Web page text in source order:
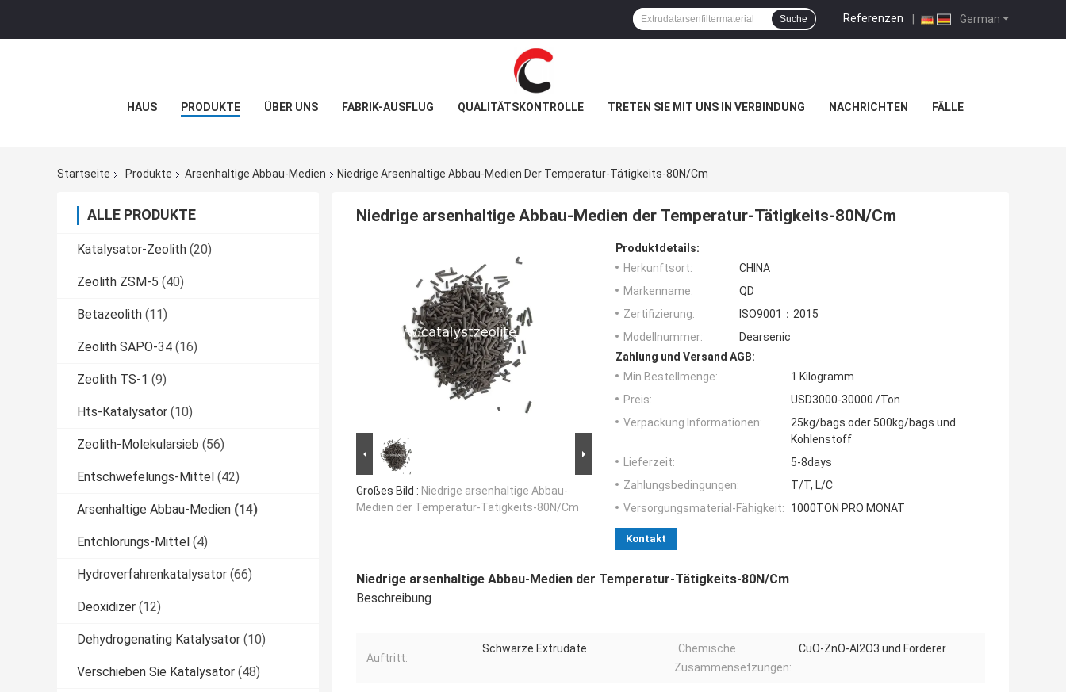
German
Referenzen |
Suche
HAUS PRODUKTE ÜBER UNS FABRIK-AUSFLUG QUALITÄTSKONTROLLE TRETEN SIE MIT UNS IN VERBINDUNG NACHRICHTEN FÄLLE
Startseite Produkte Arsenhaltige Abbau-Medien Niedrige Arsenhaltige Abbau-Medien Der Temperatur-Tätigkeits-80N/Cm
ALLE PRODUKTE
Katalysator-Zeolith (20)
Zeolith ZSM-5 (40)
Betazeolith (11)
Zeolith SAPO-34 (16)
Zeolith TS-1 (9)
Hts-Katalysator (10)
Zeolith-Molekularsieb (56)
Entschwefelungs-Mittel (42)
Arsenhaltige Abbau-Medien (14)
Entchlorungs-Mittel (4)
Hydroverfahrenkatalysator (66)
Deoxidizer (12)
Dehydrogenating Katalysator (10)
Verschieben Sie Katalysator (48)
Niedrige arsenhaltige Abbau-Medien der Temperatur-Tätigkeits-80N/Cm
Großes Bild : Niedrige arsenhaltige Abbau-
Medien der Temperatur-Tätigkeits-80N/Cm
Produktdetails:
Herkunftsort:
CHINA
Markenname:
QD
Zertifizierung:
ISO9001：2015
Modellnummer:
Dearsenic
Zahlung und Versand AGB:
Min Bestellmenge:
1 Kilogramm
Preis:
USD3000-30000 /Ton
Verpackung Informationen:
25kg/bags oder 500kg/bags und
Kohlenstoff
Lieferzeit:
5-8days
Zahlungsbedingungen:
T/T, L/C
Versorgungsmaterial-Fähigkeit:
1000TON PRO MONAT
Kontakt
Niedrige arsenhaltige Abbau-Medien der Temperatur-Tätigkeits-80N/Cm
Beschreibung
Auftritt:
Schwarze Extrudate
Chemische
Zusammensetzungen:
CuO-ZnO-AI2O3 und Förderer